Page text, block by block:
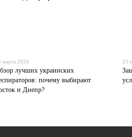
марта 2026
лучших украинских
почему выбирают
и Днепр?
23